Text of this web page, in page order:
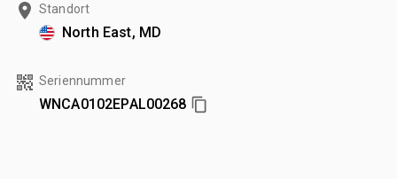
Standort
North East, MD
Seriennummer
WNCA0102EPAL00268